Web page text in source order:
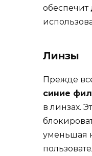
обеспечит
Линзы
Прежде
синие
в линзах.
уменьшая